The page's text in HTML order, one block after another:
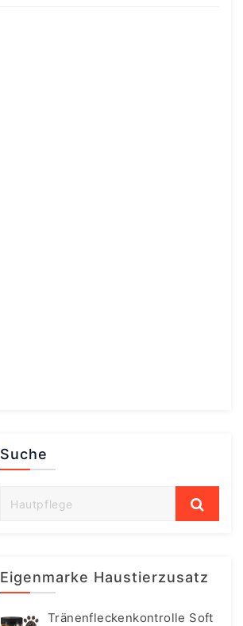
Suche
Eigenmarke Haustierzusatz
Tränenfleckenkontrolle Soft